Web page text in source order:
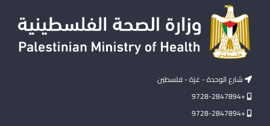
شارع الوحدة - غزة - فلسطين
+9728-2847894
+9728-2847894